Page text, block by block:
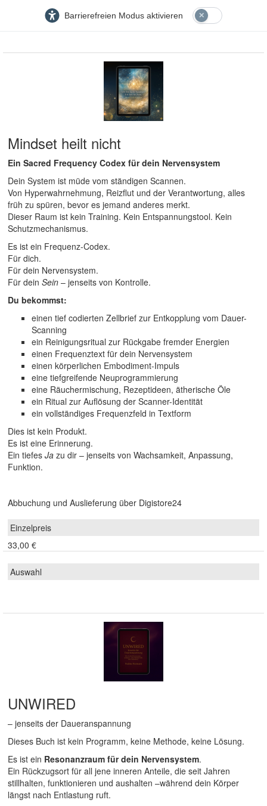
Barrierefreien Modus aktivieren
Mindset heilt nicht
Ein Sacred Frequency Codex für dein Nervensystem
Dein System ist müde vom ständigen Scannen.
Von Hyperwahrnehmung, Reizflut und der Verantwortung, alles
früh zu spüren, bevor es jemand anderes merkt.
Dieser Raum ist kein Training. Kein Entspannungstool. Kein
Schutzmechanismus.
Es ist ein Frequenz-Codex.
Für dich.
Für dein Nervensystem.
Für dein Sein – jenseits von Kontrolle.
Du bekommst:
einen tief codierten Zellbrief zur Entkopplung vom Dauer-
Scanning
ein Reinigungsritual zur Rückgabe fremder Energien
einen Frequenztext für dein Nervensystem
einen körperlichen Embodiment-Impuls
eine tiefgreifende Neuprogrammierung
eine Räuchermischung, Rezeptideen, ätherische Öle
ein Ritual zur Auflösung der Scanner-Identität
ein vollständiges Frequenzfeld in Textform
Dies ist kein Produkt.
Es ist eine Erinnerung.
Ein tiefes Ja zu dir – jenseits von Wachsamkeit, Anpassung,
Funktion.
Abbuchung und Auslieferung über Digistore24
33,00 €
UNWIRED
– jenseits der Daueranspannung
Dieses Buch ist kein Programm, keine Methode, keine Lösung.
Es ist ein Resonanzraum für dein Nervensystem.
Ein Rückzugsort für all jene inneren Anteile, die seit Jahren
stillhalten, funktionieren und aushalten –während dein Körper
längst nach Entlastung ruft.